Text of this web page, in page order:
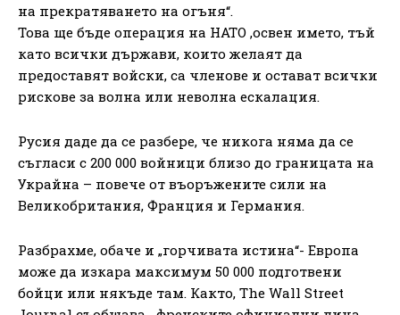
на прекратяването на огъня“.
Това ще бъде операция на НАТО ,освен името, тъй
като всички държави, които желаят да
предоставят войски, са членове и остават всички
рискове за волна или неволна ескалация.
Русия даде да се разбере, че никога няма да се
съгласи с 200 000 войници близо до границата на
Украйна – повече от въоръжените сили на
Великобритания, Франция и Германия.
Разбрахме, обаче и „горчивата истина“- Европа
може да изкара максимум 50 000 подготвени
бойци или някъде там. Както, The Wall Street